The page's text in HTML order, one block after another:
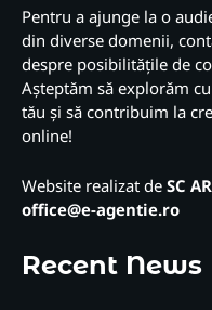
Pentru a ajunge la o
din diverse domenii,
despre posibilitățile de
Așteptăm să explorăm
tău și să contribuim la
online!
Website realizat de SC
office@e-agentie.ro
Recent News